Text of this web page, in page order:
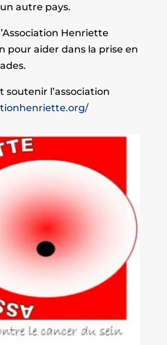
autre pays.
Henriette
pour aider dans la prise en
soutenir l’association